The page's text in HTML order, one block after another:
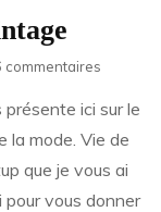
commentaires
veste
fleurie
vintage
présente ici sur le
la mode. Vie de
que je vous ai
pour vous donner